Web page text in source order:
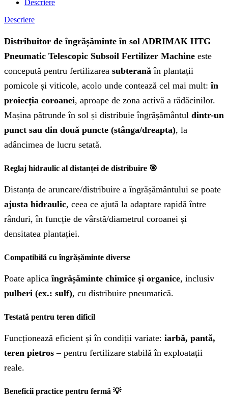
Descriere
Descriere
Distribuitor de îngrășăminte în sol ADRIMAK HTG
Pneumatic Telescopic Subsoil Fertilizer Machine este
concepută pentru fertilizarea subterană în plantații
pomicole și viticole, acolo unde contează cel mai mult:în
proiecția coroanei, aproape de zona activă a rădăcinilor.
Mașina pătrunde în sol și distribuie îngrășământul dintr-un
punct sau din două puncte (stânga/dreapta), la
adâncimea de lucru setată.
Reglaj hidraulic al distanței de distribuire 🎯
Distanța de aruncare/distribuire a îngrășământului se poate
ajusta hidraulic, ceea ce ajută la adaptare rapidă între
rânduri, în funcție de vârstă/diametrul coroanei și
densitatea plantației.
Compatibilă cu îngrășăminte diverse
Poate aplicaîngrășăminte chimice și organice, inclusiv
pulberi (ex.: sulf), cu distribuire pneumatică.
Testată pentru teren dificil
Funcționează eficient și în condiții variate: iarbă, pantă,
teren pietros – pentru fertilizare stabilă în exploatații
reale.
Beneficii practice pentru fermă 💡